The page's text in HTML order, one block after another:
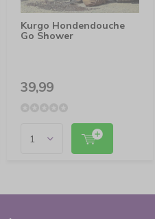
Kurgo Hondendouche
Go Shower
39,99